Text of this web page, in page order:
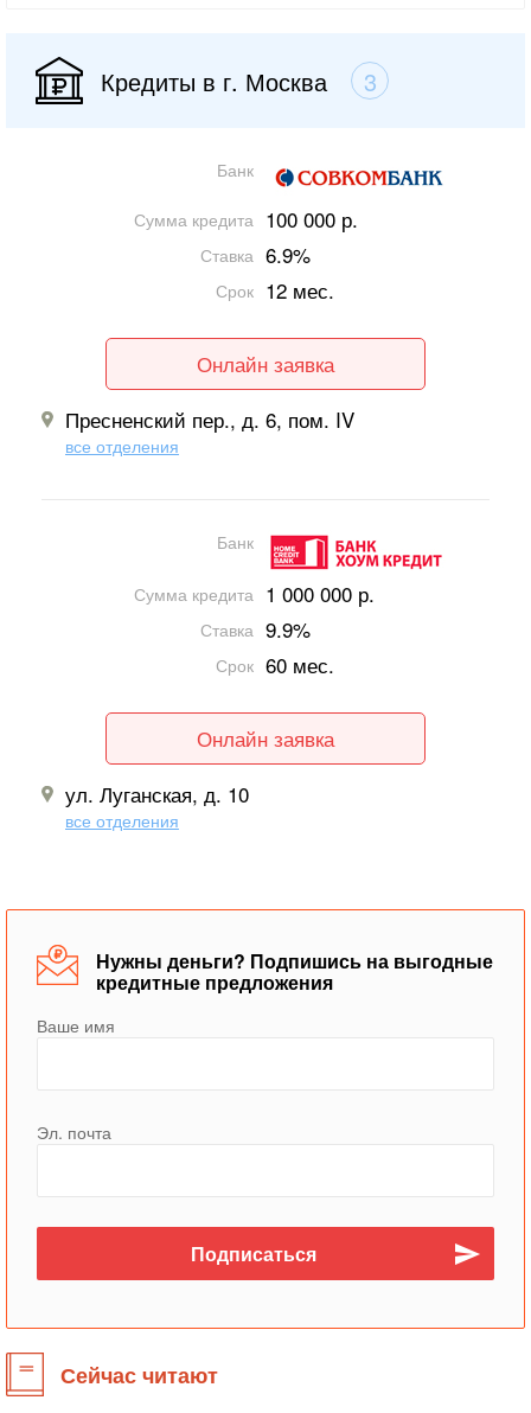
Кредиты в г. Москва 3
Банк
Сумма кредита 100 000 р.
Ставка 6.9%
Срок 12 мес.
Онлайн заявка
Пресненский пер., д. 6, пом. IV
все отделения
Банк
Сумма кредита 1 000 000 р.
Ставка 9.9%
Срок 60 мес.
Онлайн заявка
ул. Луганская, д. 10
все отделения
Нужны деньги? Подпишись на выгодные
кредитные предложения
Ваше имя
Эл. почта
Сейчас читают